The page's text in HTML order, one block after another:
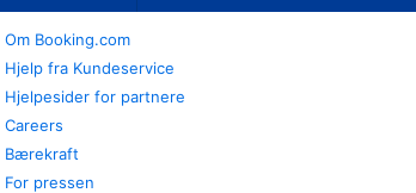
Om Booking.com
Hjelp fra Kundeservice
Hjelpesider for partnere
Careers
Bærekraft
For pressen